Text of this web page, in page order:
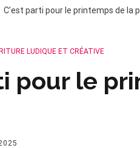
C’est parti pour le printemps de la
LUDIQUE ET CRÉATIVE
pour le